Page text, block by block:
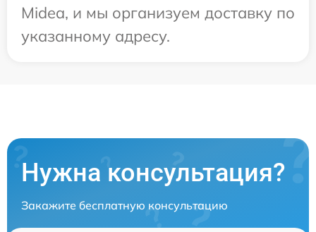
Midea, и мы организуем доставку по
указанному адресу.
Нужна консультация?
Закажите бесплатную консультацию